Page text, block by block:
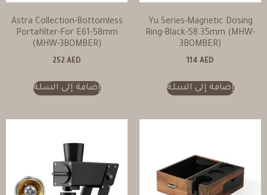
Yu Series-Magnetic Dosing
Ring-Black-58.35mm (MHW-
3BOMBER)
114 AED
إضافة إلى السلة
Astra Collection-Bottomless
Portafilter-For E61-58mm
(MHW-3BOMBER)
252 AED
إضافة إلى السلة